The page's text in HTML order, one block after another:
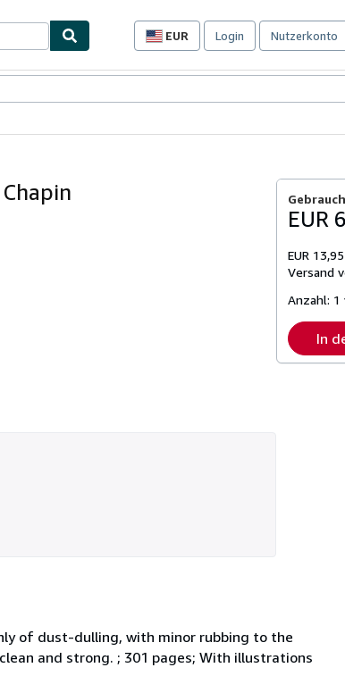
EUR
Seite
Einkaufseinstellungen.
Login Nutzerkonto
EUR
EUR
Versand
Anzahl: 1
In
of dust-dulling, with minor rubbing to the
and strong. ; 301 pages; With illustrations